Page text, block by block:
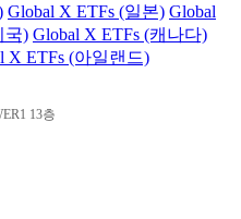
Global X ETFs (일본) Global
국) Global X ETFs (캐나다)
X ETFs (아일랜드)
13층